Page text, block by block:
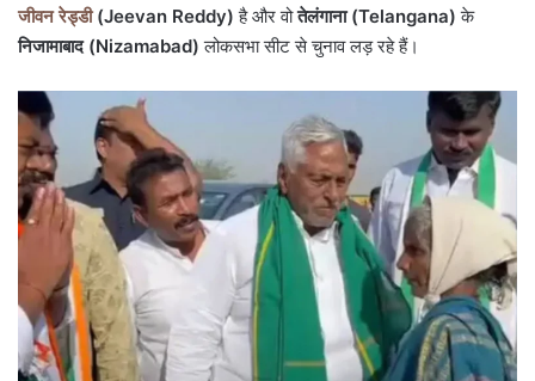
जीवन रेड्डी(Jeevan Reddy)है और वोतेलंगाना (Telangana)के
निजामाबाद (Nizamabad)लोकसभा सीट से चुनाव लड़ रहे हैं।